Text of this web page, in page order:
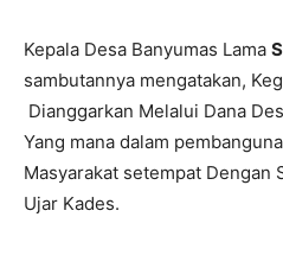
Kepala Desa Banyumas Lama
sambutannya mengatakan,
Dianggarkan Melalui Dana
Yang mana dalam
Masyarakat setempat Dengan
Ujar Kades.